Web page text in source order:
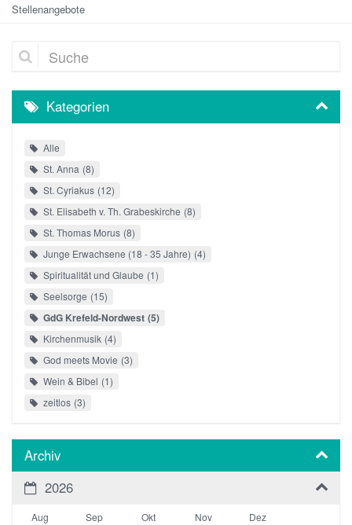
Stellenangebote
Suche
Kategorien
Alle
St. Anna 8
St. Cyriakus 12
St. Elisabeth v. Th. Grabeskirche 8
St. Thomas Morus 8
Junge Erwachsene (18 - 35 Jahre) 4
Spiritualität und Glaube 1
Seelsorge 15
GdG Krefeld-Nordwest 5
Kirchenmusik 4
God meets Movie 3
Wein & Bibel 1
zeitlos 3
Archiv
2026
Aug Sep Okt Nov Dez